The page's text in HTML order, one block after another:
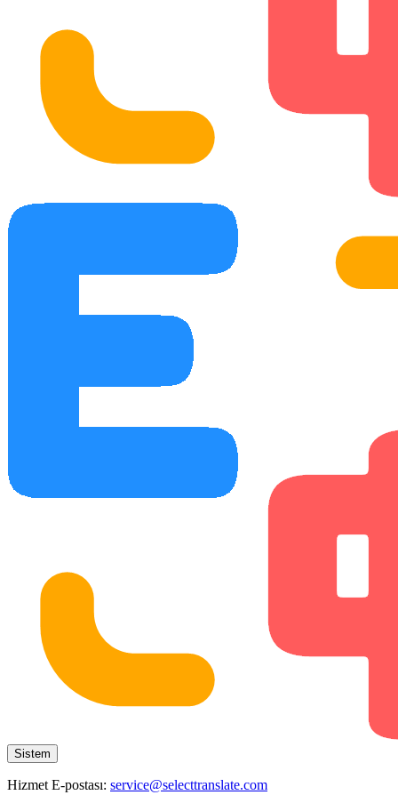
Sistem
Hizmet E-postası: service@selecttranslate.com